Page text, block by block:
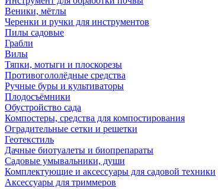
Веники, мётлы
Черенки и ручки для инструментов
Пилы садовые
Грабли
Вилы
Тяпки, мотыги и плоскорезы
Противогололёдные средства
Ручные буры и культиваторы
Плодосъёмники
Обустройство сада
Компостеры, средства для компостирования
Оградительные сетки и решетки
Геотекстиль
Дачные биотуалеты и биопрепараты
Садовые умывальники, души
Комплектующие и аксессуары для садовой техники
Аксессуары для триммеров